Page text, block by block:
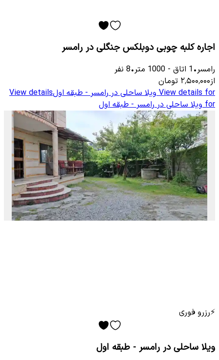
اجاره کلبه چوبی دوبلکس جنگلی در رامسر
رامسر•
1 اتاق -
1000 متر•
8 نفر
از۲٬۵۰۰٬۰۰۰ تومان
View details for ویلا ساحلی در رامسر - طبقه اولView details
for ویلا ساحلی در رامسر - طبقه اول
⚡رزرو فوری
ویلا ساحلی در رامسر - طبقه اول